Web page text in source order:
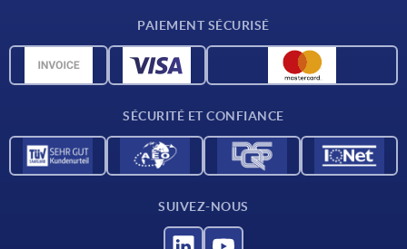
Données CAO
PAIEMENT SÉCURISÉ
SÉCURITÉ ET CONFIANCE
SUIVEZ-NOUS